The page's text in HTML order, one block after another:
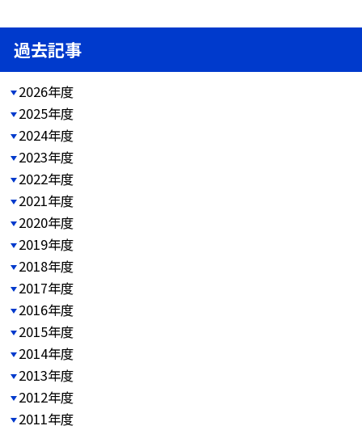
過去記事
2026年度
2025年度
2024年度
2023年度
2022年度
2021年度
2020年度
2019年度
2018年度
2017年度
2016年度
2015年度
2014年度
2013年度
2012年度
2011年度